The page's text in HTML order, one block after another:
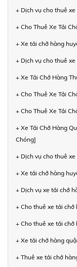
+ Dịch vụ cho thuê
+ Cho Thuê Xe Tải
+ Xe tải chở hàng
+ Dịch vụ cho thuê
+ Xe Tải Chở Hàng
+ Cho Thuê Xe Tải
+ Cho Thuê Xe Tải
+ Xe Tải Chở Hàng
Chóng]
+ Dịch vụ cho thuê
+ Xe tải chở hàng
+ Dịch vụ xe tải chở
+ Cho thuê xe tải
+ Cho thuê xe tải chở
+ Xe tải chở hàng
+ Thuê xe tải chở